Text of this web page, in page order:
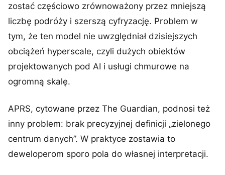
zostać częściowo zrównoważony przez mniejszą
liczbę podróży i szerszą cyfryzację. Problem w
tym, że ten model nie uwzględniał dzisiejszych
obciążeń hyperscale, czyli dużych obiektów
projektowanych pod AI i usługi chmurowe na
ogromną skalę.
APRS, cytowane przez The Guardian, podnosi też
inny problem: brak precyzyjnej definicji „zielonego
centrum danych”. W praktyce zostawia to
deweloperom sporo pola do własnej interpretacji.